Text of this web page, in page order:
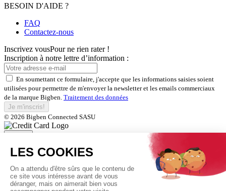
BESOIN D'AIDE ?
FAQ
Contactez-nous
Inscrivez vousPour ne rien rater !
Inscription à notre lettre d’information :
En soumettant ce formulaire, j'accepte que les informations saisies soient
utilisées pour permettre de m'envoyer la newsletter et les emails commerciaux
de la marque Bigben. Traitement des données
Je m'inscris!
© 2026 Bigben Connected SASU
Fermer
Inscrivez-vous et bénéficiez de
nos offres exclusives